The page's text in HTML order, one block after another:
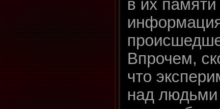
в их памяти
Впрочем,
что
над